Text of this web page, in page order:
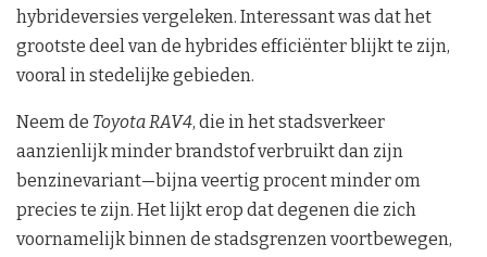
hybrideversies vergeleken. Interessant was dat het
grootste deel van de hybrides efficiënter blijkt te zijn,
vooral in stedelijke gebieden.
Neem de Toyota RAV4, die in het stadsverkeer
aanzienlijk minder brandstof verbruikt dan zijn
benzinevariant—bijna veertig procent minder om
precies te zijn. Het lijkt erop dat degenen die zich
voornamelijk binnen de stadsgrenzen voortbewegen,